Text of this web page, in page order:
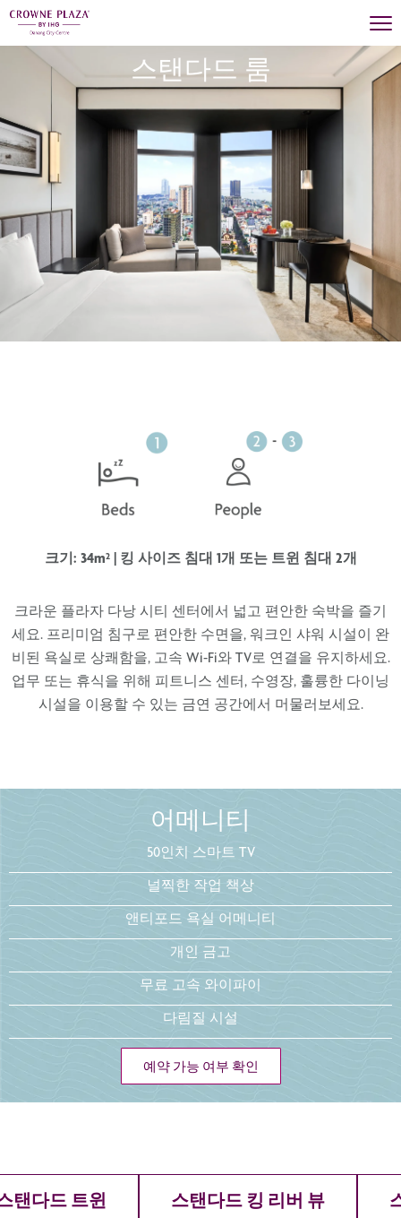
스탠다드 룸
크기: 34m² | 킹 사이즈 침대 1개 또는 트윈 침대 2개
크라운 플라자 다낭 시티 센터에서 넓고 편안한 숙박을 즐기
세요. 프리미엄 침구로 편안한 수면을, 워크인 샤워 시설이 완
비된 욕실로 상쾌함을, 고속 Wi-Fi와 TV로 연결을 유지하세요.
업무 또는 휴식을 위해 피트니스 센터, 수영장, 훌륭한 다이닝
시설을 이용할 수 있는 금연 공간에서 머물러보세요.
어메니티
50인치 스마트 TV
널찍한 작업 책상
앤티포드 욕실 어메니티
개인 금고
무료 고속 와이파이
다림질 시설
예약 가능 여부 확인
탠다드 트윈 스탠다드 킹 리버 뷰